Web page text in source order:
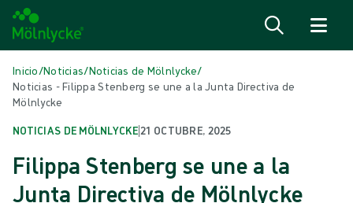
Inicio/Noticias/Noticias de Mölnlycke/
Noticias - Filippa Stenberg se une a la Junta Directiva de
Mölnlycke
NOTICIAS DE MÖLNLYCKE|21 OCTUBRE, 2025
Filippa Stenberg se une a la
Junta Directiva de Mölnlycke